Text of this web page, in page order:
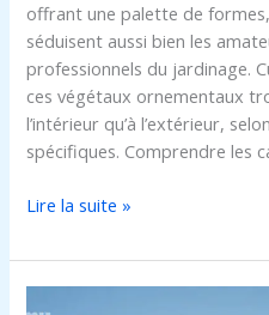
offrant une palette de
séduisent aussi bien les
professionnels du jardinage.
ces végétaux ornementaux
l’intérieur qu’à l’extérieur,
spécifiques. Comprendre les
Lire la suite »